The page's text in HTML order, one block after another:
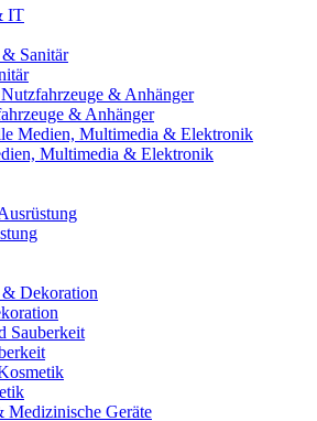
& Anhänger
Multimedia & Elektronik